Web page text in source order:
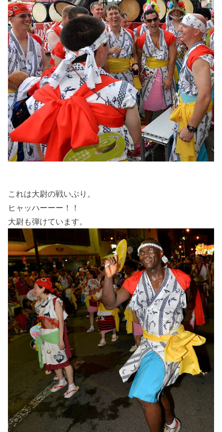
これは大尉の戦いぶり。
ヒャッハーーー！！
大尉も弾けています。